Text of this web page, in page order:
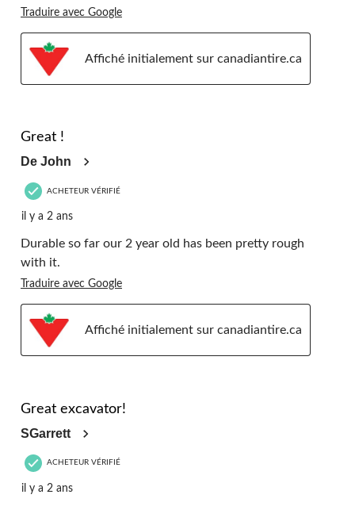
Traduire avec Google
Affiché initialement sur canadiantire.ca
Great !
De John
ACHETEUR VÉRIFIÉ
il y a 2 ans
Durable so far our 2 year old has been pretty rough
with it.
Traduire avec Google
Affiché initialement sur canadiantire.ca
Great excavator!
SGarrett
ACHETEUR VÉRIFIÉ
il y a 2 ans